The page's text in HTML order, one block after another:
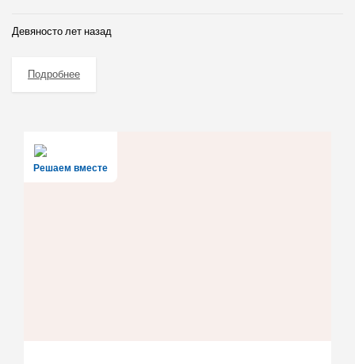
Девяносто лет назад
Подробнее
Решаем вместе